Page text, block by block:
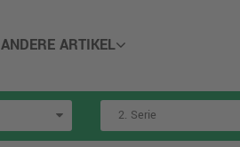
ANDERE ARTIKEL